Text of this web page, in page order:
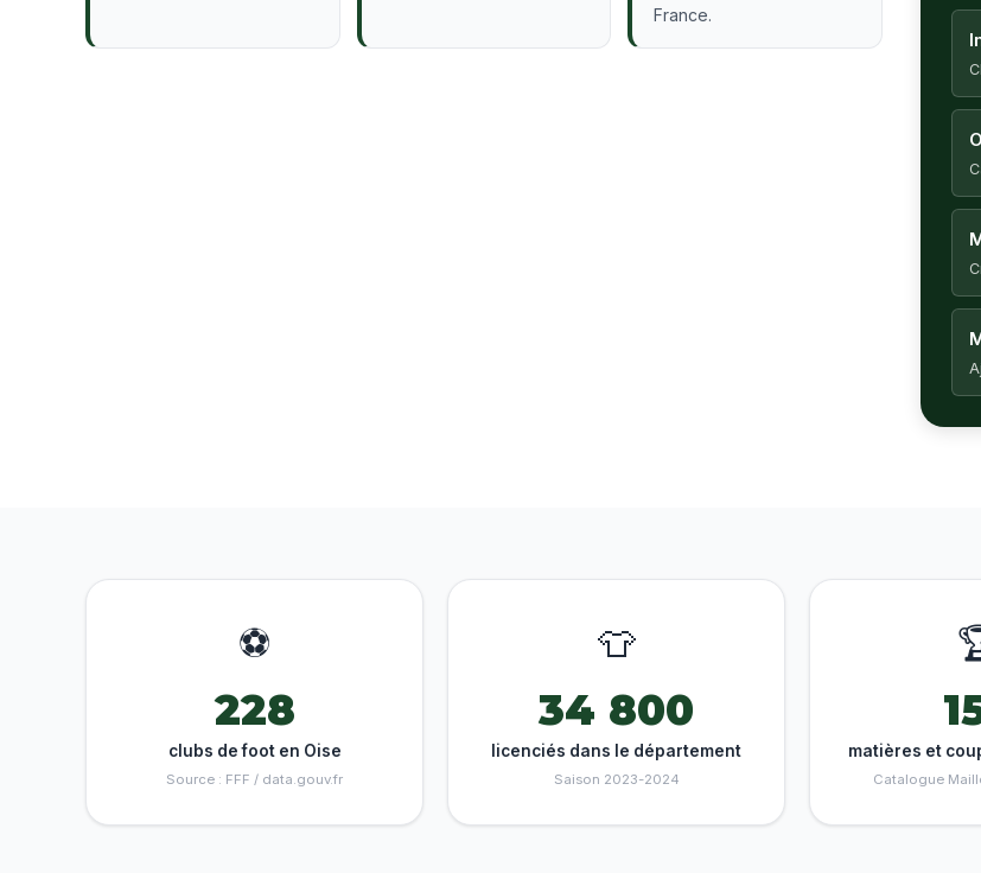
France.
⚽
228
clubs de foot en Oise
Source : FFF / data.gouv.fr
👕
34 800
licenciés dans le département
Saison 2023-2024
matières et
Catalogue